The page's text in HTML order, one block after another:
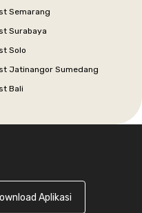
Semarang
Surabaya
Solo
Jatinangor Sumedang
Bali
Aplikasi